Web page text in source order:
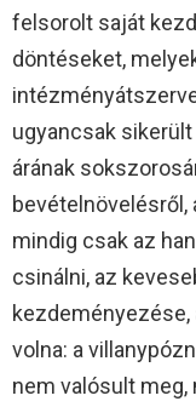
felsorolt saját
döntéseket,
ugyancsak
árának
mindig csak az
csinálni, az
volna: a
nem valósult meg,